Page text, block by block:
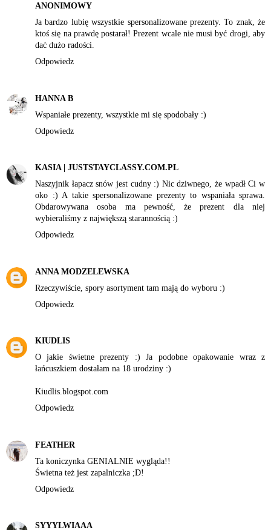
ANONIMOWY
Ja bardzo lubię wszystkie spersonalizowane prezenty. To znak, że
ktoś się na prawdę postarał! Prezent wcale nie musi być drogi, aby
dać dużo radości.
Odpowiedz
HANNA B
Wspaniałe prezenty, wszystkie mi się spodobały :)
Odpowiedz
KASIA | JUSTSTAYCLASSY.COM.PL
Naszyjnik łapacz snów jest cudny :) Nic dziwnego, że wpadł Ci w
oko :) A takie spersonalizowane prezenty to wspaniała sprawa.
Obdarowywana osoba ma pewność, że prezent dla niej
wybieraliśmy z największą starannością :)
Odpowiedz
ANNA MODZELEWSKA
Rzeczywiście, spory asortyment tam mają do wyboru :)
Odpowiedz
KIUDLIS
O jakie świetne prezenty :) Ja podobne opakowanie wraz z
łańcuszkiem dostałam na 18 urodziny :)
Kiudlis.blogspot.com
Odpowiedz
FEATHER
Ta koniczynka GENIALNIE wygląda!!
Świetna też jest zapalniczka ;D!
Odpowiedz
SYYYLWIAAA